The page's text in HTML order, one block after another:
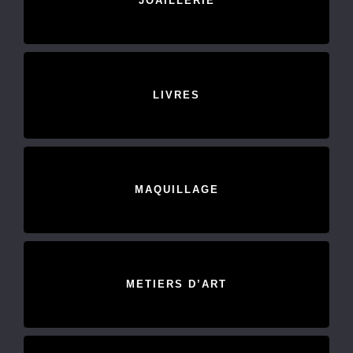
LIVRES
MAQUILLAGE
METIERS D’ART